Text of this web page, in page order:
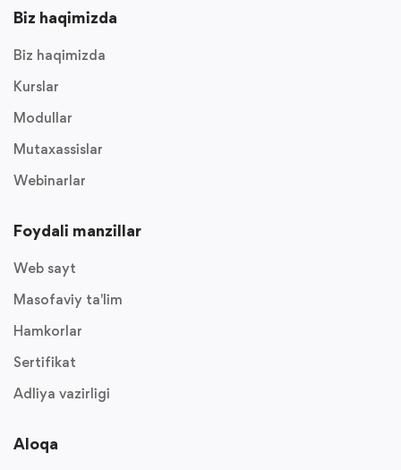
Biz haqimizda
Biz haqimizda
Kurslar
Modullar
Mutaxassislar
Webinarlar
Foydali manzillar
Web sayt
Masofaviy ta'lim
Hamkorlar
Sertifikat
Adliya vazirligi
Aloqa